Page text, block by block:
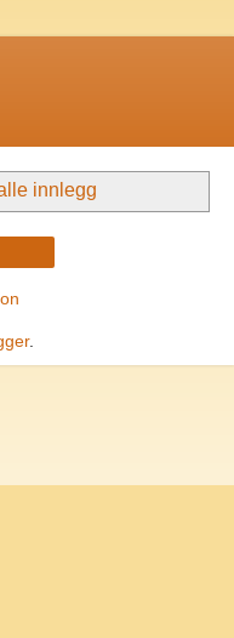
innlegg
.